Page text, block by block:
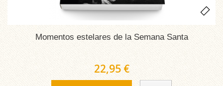
Momentos estelares de la Semana Santa
22,95 €